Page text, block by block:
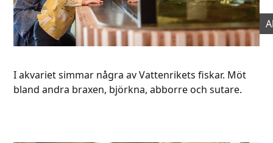
I akvariet simmar några av Vattenrikets fiskar. Möt
bland andra braxen, björkna, abborre och sutare.